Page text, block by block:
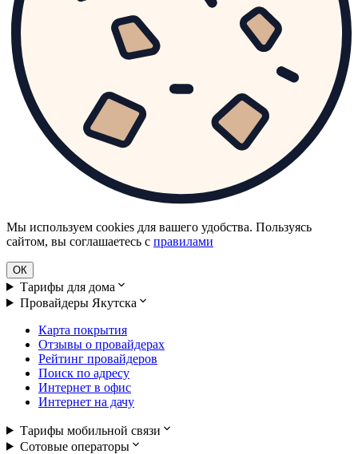
Мы используем cookies для вашего удобства. Пользуясь
сайтом, вы соглашаетесь с правилами
ОК
Тарифы для дома
Провайдеры Якутска
Карта покрытия
Отзывы о провайдерах
Рейтинг провайдеров
Поиск по адресу
Интернет в офис
Интернет на дачу
Тарифы мобильной связи
Сотовые операторы